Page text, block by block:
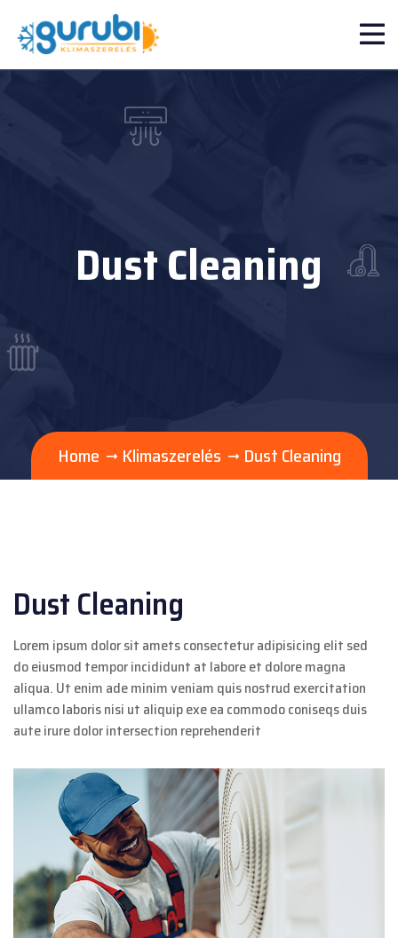
Dust Cleaning
Home Klimaszerelés Dust Cleaning
Dust Cleaning
Lorem ipsum dolor sit amets consectetur adipisicing elit sed
do eiusmod tempor incididunt at labore et dolore magna
aliqua. Ut enim ade minim veniam quis nostrud exercitation
ullamco laboris nisi ut aliquip exe ea commodo coniseqs duis
aute irure dolor intersection reprehenderit